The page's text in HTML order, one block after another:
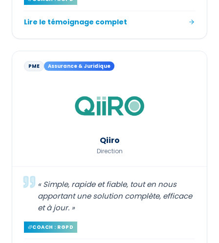
Lire le témoignage complet
PME Assurance & Juridique
Qiiro
Direction
«Simple, rapide et fiable, tout en nous
apportant une solution complète, efficace
et à jour. »
COACH : RGPD